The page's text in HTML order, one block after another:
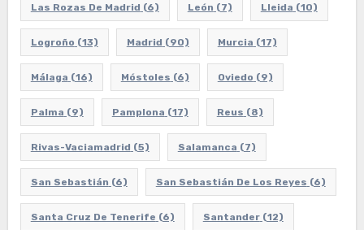
Las Rozas De Madrid (6) León (7) Lleida (10)
Logroño (13) Madrid (90) Murcia (17)
Málaga (16) Móstoles (6) Oviedo (9)
Palma (9) Pamplona (17) Reus (8)
Rivas-Vaciamadrid (5) Salamanca (7)
San Sebastián (6) San Sebastián De Los Reyes (6)
Santa Cruz De Tenerife (6) Santander(12)